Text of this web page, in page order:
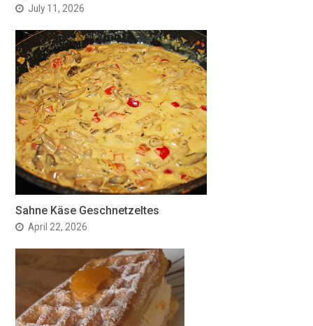
July 11, 2026
Sahne Käse Geschnetzeltes
April 22, 2026